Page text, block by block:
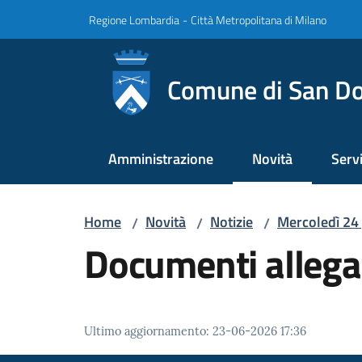
Regione Lombardia -Città Metropolitana di Milano
Comune di San
Amministrazione Novità
Menu selezionato
Home / Novità / Notizie / Mercoledì
Documenti
Ultimo aggiornamento: 23-06-2026 17:36